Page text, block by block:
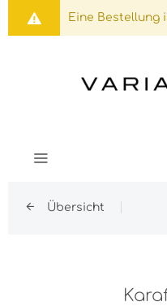
Eine Bestellung
Übersicht